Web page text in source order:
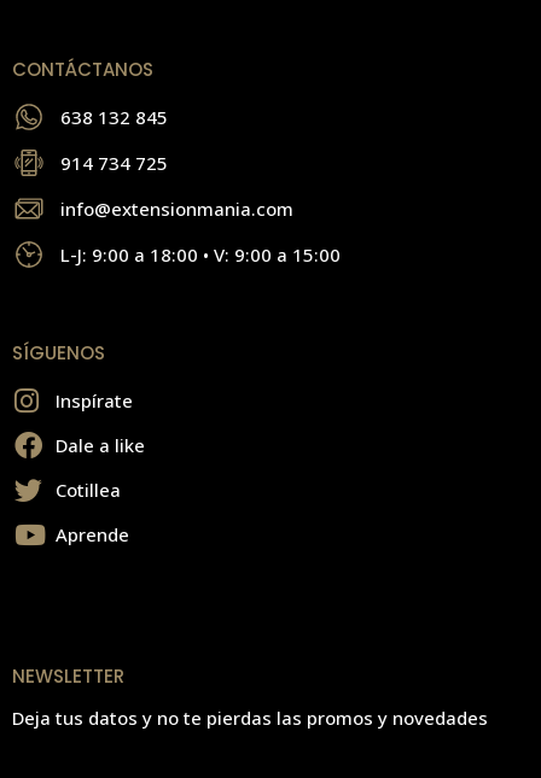
CONTÁCTANOS
638 132 845
914 734 725
info@extensionmania.com
L-J: 9:00 a 18:00 • V: 9:00 a 15:00
SÍGUENOS
Inspírate
Dale a like
Cotillea
Aprende
NEWSLETTER
Deja tus datos y no te pierdas las promos y novedades